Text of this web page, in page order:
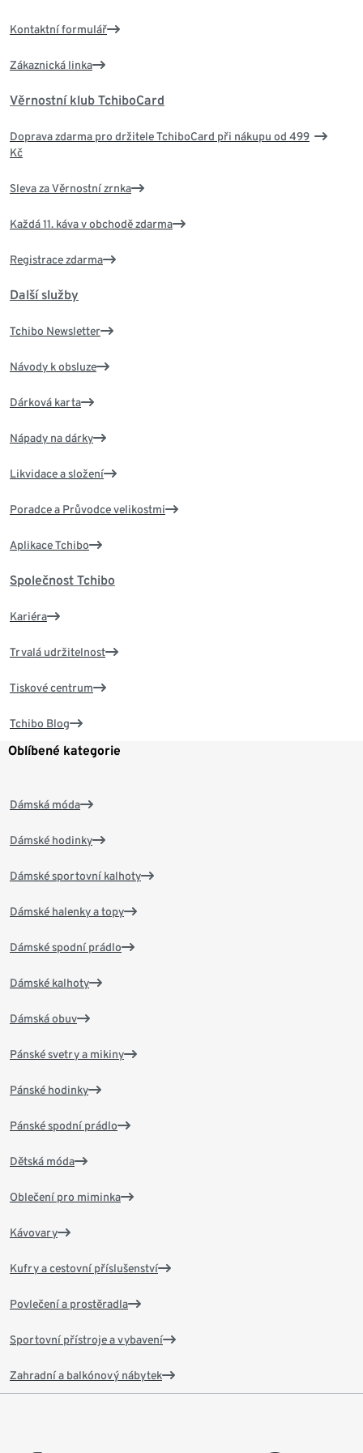
Kontaktní formulář
Zákaznická linka
Věrnostní klub TchiboCard
Doprava zdarma pro držitele TchiboCard při nákupu od 499
Kč
Sleva za Věrnostní zrnka
Každá 11. káva v obchodě zdarma
Registrace zdarma
Další služby
Tchibo Newsletter
Návody k obsluze
Dárková karta
Nápady na dárky
Likvidace a složení
Poradce a Průvodce velikostmi
Aplikace Tchibo
Společnost Tchibo
Kariéra
Trvalá udržitelnost
Tiskové centrum
Tchibo Blog
Oblíbené kategorie
Dámská móda
Dámské hodinky
Dámské sportovní kalhoty
Dámské halenky a topy
Dámské spodní prádlo
Dámské kalhoty
Dámská obuv
Pánské svetry a mikiny
Pánské hodinky
Pánské spodní prádlo
Dětská móda
Oblečení pro miminka
Kávovary
Kufry a cestovní příslušenství
Povlečení a prostěradla
Sportovní přístroje a vybavení
Zahradní a balkónový nábytek